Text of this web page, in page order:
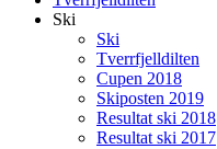
Ski
Ski
Tverrfjelldilten
Cupen 2018
Skiposten 2019
Resultat ski 2018
Resultat ski 2017